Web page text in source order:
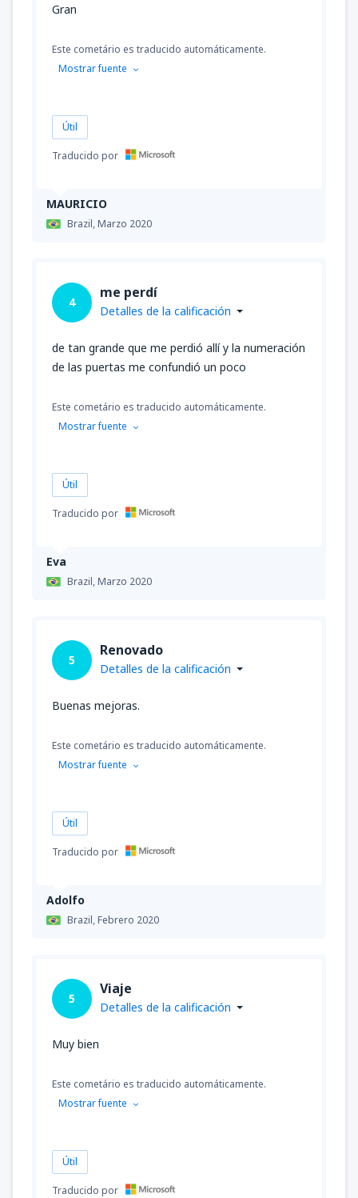
MAURICIO
Brazil,Marzo 2020
Gran
Este cometário es traducido automáticamente.
Mostrar fuente
Útil
Traducido por
Eva
Brazil,Marzo 2020
4
me perdí
Detalles de la calificación
de tan grande que me perdió allí y la numeración
de las puertas me confundió un poco
Este cometário es traducido automáticamente.
Mostrar fuente
Útil
Traducido por
Adolfo
Brazil,Febrero 2020
5
Renovado
Detalles de la calificación
Buenas mejoras.
Este cometário es traducido automáticamente.
Mostrar fuente
Útil
Traducido por
5
Viaje
Detalles de la calificación
Muy bien
Este cometário es traducido automáticamente.
Mostrar fuente
Útil
Traducido por